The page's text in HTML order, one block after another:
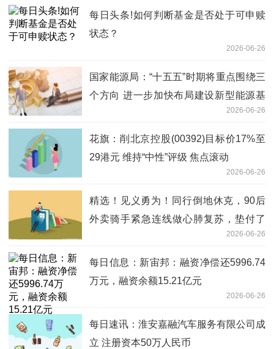
每日头条!如何判断基金是否处于可申赎
状态？
2026-06-26
国家能源局：“十五五”时期将重点围绕三
个方向 进一步加快布局建设新型能源基
2026-06-26
花旗：削北京控股(00392)目标价17%至
29港元 维持“中性”评级 焦点滚动
2026-06-26
精选！见义勇为！同行倒地休克，90后
外卖骑手紧急连线做心肺复苏，垫付了
2026-06-26
每日信息：新宙邦：融资净偿还5996.74
万元，融资余额15.21亿元
2026-06-26
每日速讯：淮安嘉融汽车服务有限公司成
立 注册资本50万人民币